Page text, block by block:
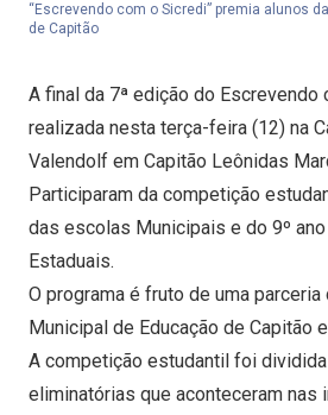
“Escrevendo com o Sicredi” premia alunos
de Capitão
A final da 7ª edição do
realizada nesta terça-feira (12) na
Valendolf em Capitão Leônidas
Participaram da competição
das escolas Municipais e do 9º
Estaduais.
O programa é fruto de uma parceria
Municipal de Educação de Capitão
A competição estudantil foi
eliminatórias que aconteceram nas